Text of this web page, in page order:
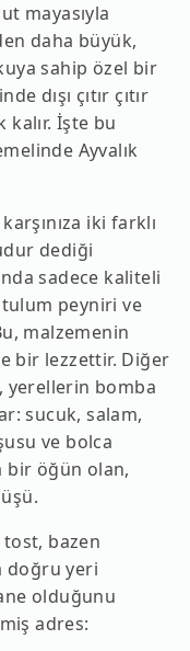
mayasıyla
daha büyük,
sahip özel bir
dışı çıtır çıtır
İşte bu
Ayvalık
iki farklı
dediği
sadece kaliteli
peyniri ve
malzemenin
bir lezzettir. Diğer
yerellerin bomba
sucuk, salam,
ve bolca
bir öğün olan,
tost, bazen
doğru yeri
olduğunu
adres: